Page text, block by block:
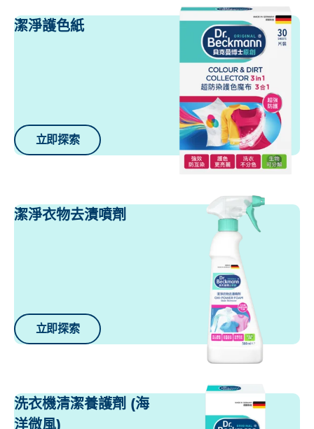
潔淨護色紙
立即探索
潔淨衣物去漬噴劑
立即探索
洗衣機清潔養護劑 (海
洋微風)